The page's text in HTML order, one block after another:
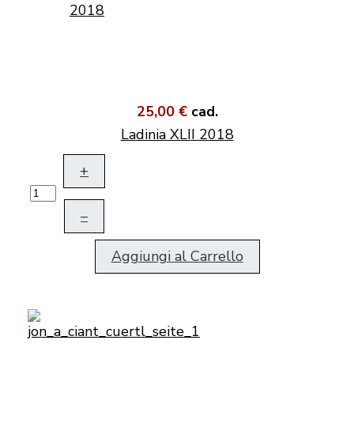
25,00 € cad.
Ladinia XLII 2018
+
–
Aggiungi al Carrello